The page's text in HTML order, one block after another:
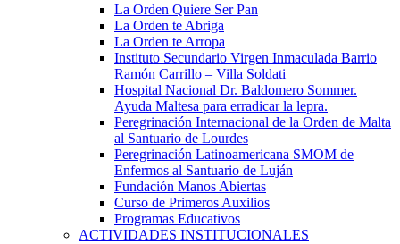
La Orden Quiere Ser Pan
La Orden te Abriga
La Orden te Arropa
Instituto Secundario Virgen Inmaculada Barrio
Ramón Carrillo – Villa Soldati
Hospital Nacional Dr. Baldomero Sommer.
Ayuda Maltesa para erradicar la lepra.
Peregrinación Internacional de la Orden de Malta
al Santuario de Lourdes
Peregrinación Latinoamericana SMOM de
Enfermos al Santuario de Luján
Fundación Manos Abiertas
Curso de Primeros Auxilios
Programas Educativos
ACTIVIDADES INSTITUCIONALES